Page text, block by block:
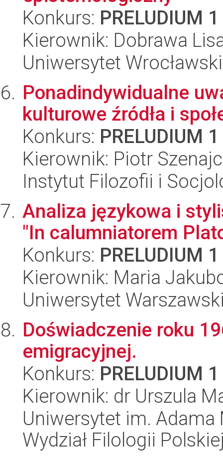
Konkurs: PRELUDIUM 1
Kierownik: Dobrawa
Uniwersytet
Ponadindywidualne
kulturowe źródła i
Konkurs: PRELUDIUM 1
Kierownik: Piotr
Instytut Filozofii i
Analiza językowa i
"In calumniatorem
Konkurs: PRELUDIUM 1
Kierownik: Maria
Uniwersytet
Doświadczenie roku
emigracyjnej.
Konkurs: PRELUDIUM 1
Kierownik: dr Urszula
Uniwersytet im.
Wydział Filologii